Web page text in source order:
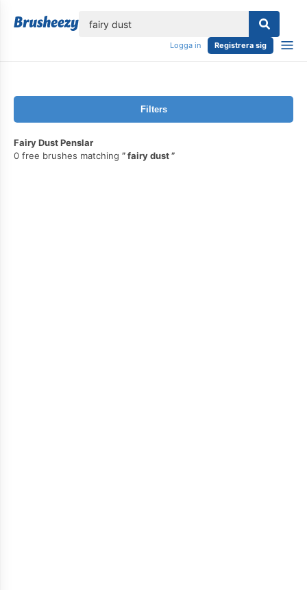
Logga in Registrera sig
Filters
Fairy Dust Penslar
0 free brushes matching
fairy dust